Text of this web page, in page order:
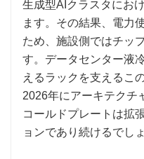
生成型AIクラスタにお
ます。その結果、電力
ため、施設側ではチッ
す。データセンター液
えるラックを支えるこ
2026年にアーキテクチ
コールドプレートは拡
ョンであり続けるでし